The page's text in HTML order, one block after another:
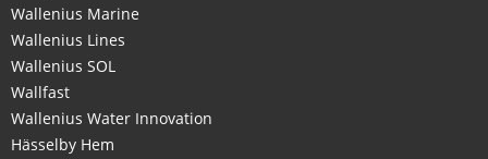
Wallenius Marine
Wallenius Lines
Wallenius SOL
Wallfast
Wallenius Water Innovation
Hässelby Hem